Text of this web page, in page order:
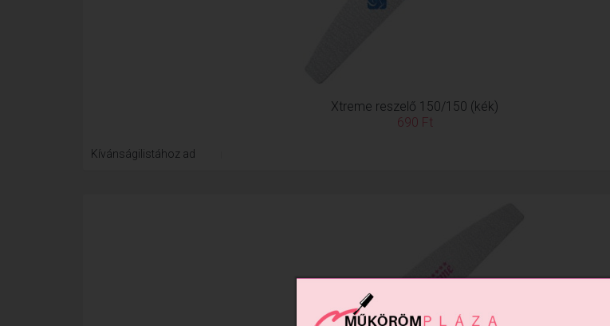
Xtreme reszelő 150/150 (kék)
690 Ft
Kívánságilistához ad